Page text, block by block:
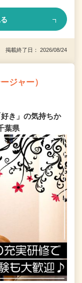
掲載終了日： 2026/08/24
ジャー）
き」の気持ちか
葉県